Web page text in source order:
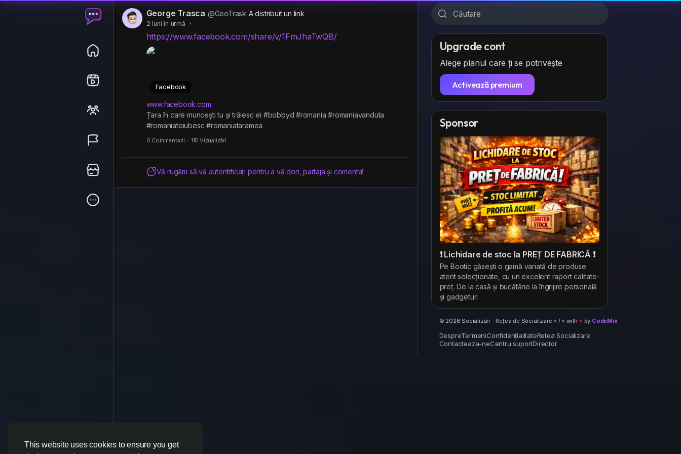
This website uses cookies to ensure you get
George Trasca @GeoTrask A distribuit un link
2 luni în urmă ·
https://www.facebook.com/share/v/1FmJhaTwQB/
Facebook
www.facebook.com
Țara în care muncești tu și trăiesc ei #bobbyd #romania #romaniavanduta
#romaniateiubesc #romaniataramea
0 Commentarii · 115 Vizualizări
Vă rugăm să vă autentificați pentru a vă dori, partaja și comenta!
Upgrade cont
Alege planul care ți se potrivește
Activează premium
Sponsor
❗ Lichidare de stoc la PREȚ DE FABRICĂ ❗
Pe Bootic găsești o gamă variată de produse
atent selecționate, cu un excelent raport calitate-
preț. De la casă și bucătărie la îngrijire personală
și gadgeturi
© 2026 Socializări - Rețea de Socializare < / > with ♥ by CodeMix
DespreTermeniConfidențialitateRetea Socializare
Contacteaza-neCentru suportDirector